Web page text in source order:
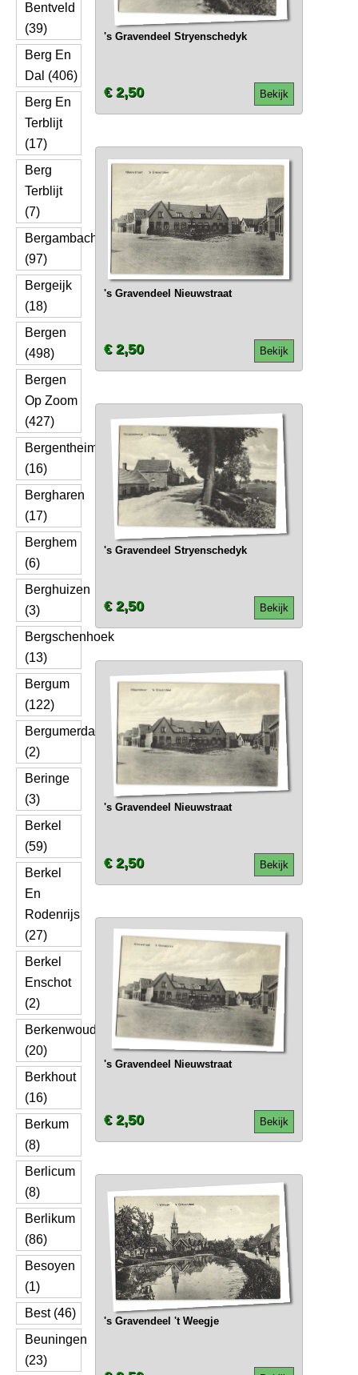
Bentveld
(39)
Berg En
Dal (406)
Berg En
Terblijt
(17)
Berg
Terblijt
(7)
Bergambacht
(97)
Bergeijk
(18)
Bergen
(498)
Bergen
Op Zoom
(427)
Bergentheim
(16)
Bergharen
(17)
Berghem
(6)
Berghuizen
(3)
Bergschenhoek
(13)
Bergum
(122)
Bergumerdam
(2)
Beringe
(3)
Berkel
(59)
Berkel
En
Rodenrijs
(27)
Berkel
Enschot
(2)
Berkenwoude
(20)
Berkhout
(16)
Berkum
(8)
Berlicum
(8)
Berlikum
(86)
Besoyen
(1)
Best (46)
Beuningen
(23)
's Gravendeel Stryenschedyk
Bekijk
€ 2,50
's Gravendeel Nieuwstraat
Bekijk
€ 2,50
's Gravendeel Stryenschedyk
Bekijk
€ 2,50
's Gravendeel Nieuwstraat
Bekijk
€ 2,50
's Gravendeel Nieuwstraat
Bekijk
€ 2,50
's Gravendeel 't Weegje